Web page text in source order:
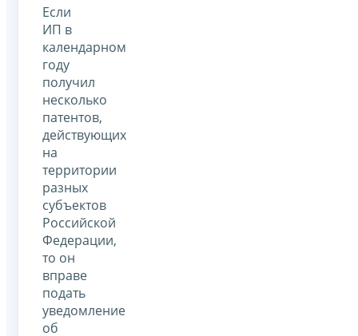
Если
ИП в
календарном
году
получил
несколько
патентов,
действующих
на
территории
разных
субъектов
Российской
Федерации,
то он
вправе
подать
уведомление
об